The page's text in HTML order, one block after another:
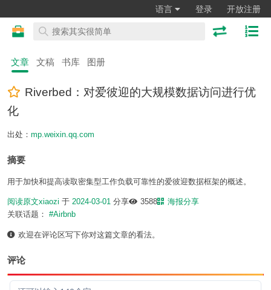
语言 登录 开放注册
文章 文稿 书库 图册
Riverbed：对爱彼迎的大规模数据访问进行优
化
出处： mp.weixin.qq.com
摘要
用于加快和提高读取密集型工作负载可靠性的爱彼迎数据框架的概述。
阅读原文xiaozi 于 2024-03-01 分享 3588
海报分享
关联话题： #Airbnb
欢迎在评论区写下你对这篇文章的看法。
评论